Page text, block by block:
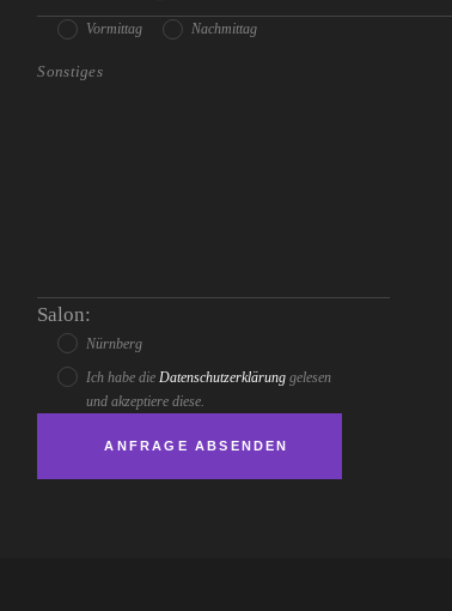
Vormittag Nachmittag
Salon:
Nürnberg
Ich habe dieDatenschutzerklärung gelesen
und akzeptiere diese.